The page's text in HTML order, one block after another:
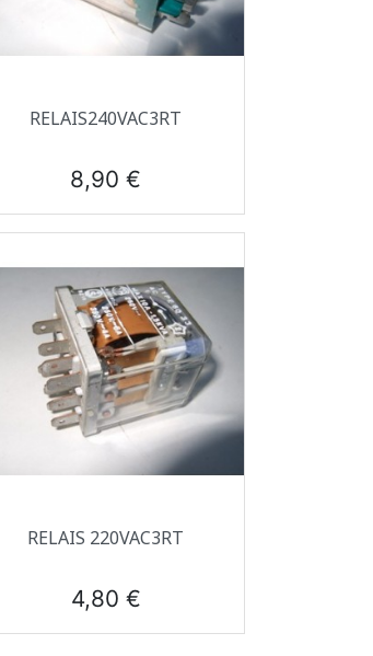
 Aperçu rapide
RELAIS240VAC3RT
Prix
8,90 €
 Aperçu rapide
RELAIS 220VAC3RT
Prix
4,80 €